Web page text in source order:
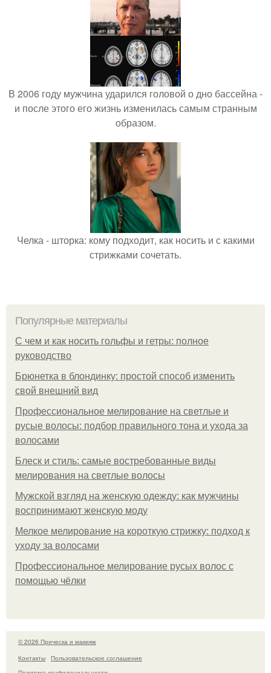
В 2006 году мужчина ударился головой о дно бассейна -
и после этого его жизнь изменилась самым странным
образом.
Челка - шторка: кому подходит, как носить и с какими
стрижками сочетать.
Популярные материалы
С чем и как носить гольфы и гетры: полное
руководство
Брюнетка в блондинку: простой способ изменить
свой внешний вид
Профессиональное мелирование на светлые и
русые волосы: подбор правильного тона и ухода за
волосами
Блеск и стиль: самые востребованные виды
мелирования на светлые волосы
Мужской взгляд на женскую одежду: как мужчины
воспринимают женскую моду
Мелкое мелирование на короткую стрижку: подход к
уходу за волосами
Профессиональное мелирование русых волос с
помощью чёлки
© 2026 Прическа и макияж
Контакты
Пользовательское соглашение